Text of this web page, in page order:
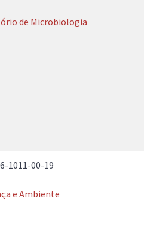
de Microbiologia
1011-00-19
e Ambiente